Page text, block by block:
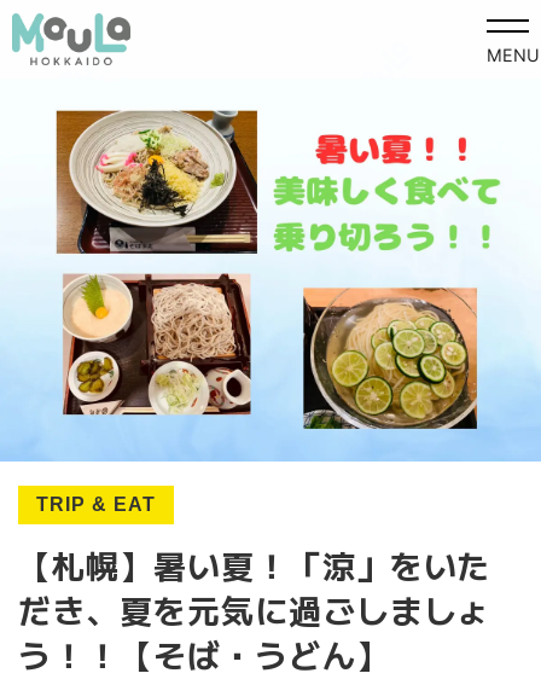
MENU
TRIP & EAT
【札幌】暑い夏！「涼」をいた
だき、夏を元気に過ごしましょ
う！！【そば・うどん】